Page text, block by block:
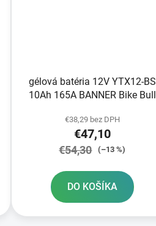
gélová batéria 12V YTX12-BS
10Ah 165A BANNER Bike Bull
€38,29 bez DPH
€47,10
€54,30 (–13 %)
DO KOŠÍKA